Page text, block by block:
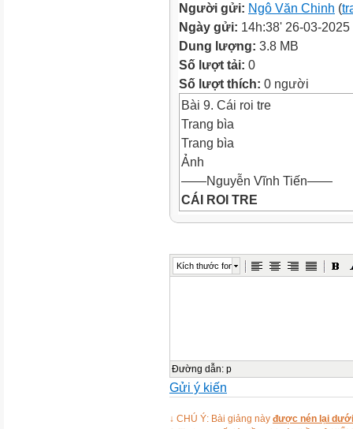
Người gửi: Ngô Văn Chinh (
Ngày gửi: 14h:38' 26-03-2025
Dung lượng: 3.8 MB
Số lượt tải: 0
Số lượt thích: 0 người
Bài 9. Cái roi tre
Trang bìa
Trang bìa
Ảnh
——Nguyễn Vĩnh Tiến——
CÁI ROI TRE
Trải nghiệm cùng văn bản
Ảnh
PHT SỐ 1
1. Tác giả
Kích thước font
Đường dẫn: p
Gửi ý kiến
↓ CHÚ Ý: Bài giảng này được nén lại